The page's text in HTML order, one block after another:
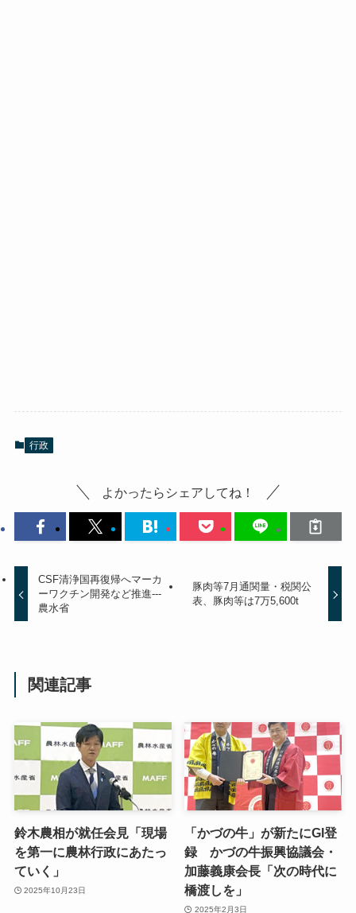
行政
よかったらシェアしてね！
CSF清浄国再復帰へマーカ
ーワクチン開発など推進---
農水省
豚肉等7月通関量・税関公
表、豚肉等は7万5,600t
関連記事
鈴木農相が就任会見「現場
を第一に農林行政にあたっ
ていく」
2025年10月23日
「かづの牛」が新たにGI登
録 かづの牛振興協議会・
加藤義康会長「次の時代に
橋渡しを」
2025年2月3日